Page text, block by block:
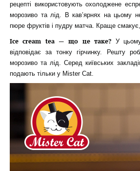
рецепті використовують охолоджене
морозиво та лід. В кав’ярнях на цьому
пюре фруктів і пудру матча. Краще
Ice cream tea — що це таке? У
відповідає за тонку гірчинку. Решту
морозиво та лід. Серед київських
подають тільки у Mister Cat.